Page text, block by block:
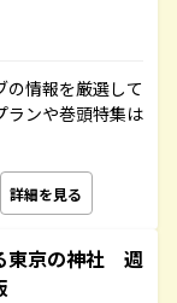
の情報を厳選して
ランや巻頭特集は
詳細を見る
東京の神社 週